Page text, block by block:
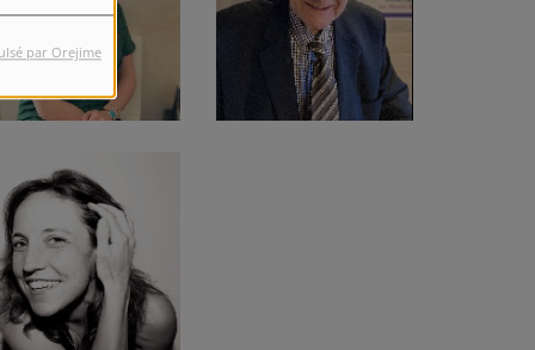
par Orejime